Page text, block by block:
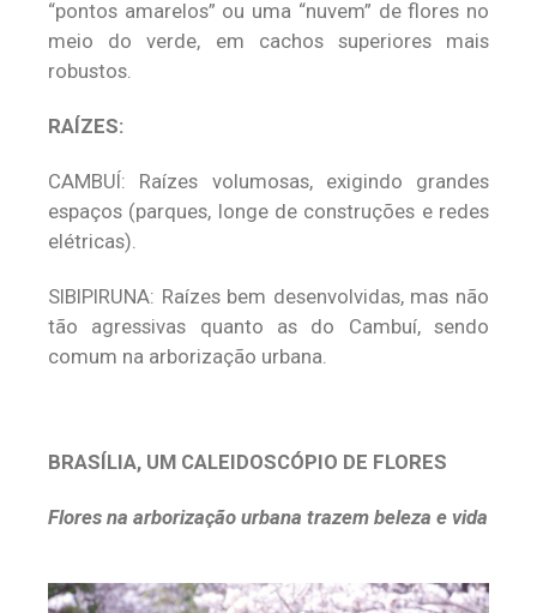
“pontos amarelos” ou uma “nuvem” de flores no
meio do verde, em cachos superiores mais
robustos.
RAÍZES:
CAMBUÍ: Raízes volumosas, exigindo grandes
espaços (parques, longe de construções e redes
elétricas).
SIBIPIRUNA: Raízes bem desenvolvidas, mas não
tão agressivas quanto as do Cambuí, sendo
comum na arborização urbana.
BRASÍLIA, UM CALEIDOSCÓPIO DE FLORES
Flores na arborização urbana trazem beleza e vida